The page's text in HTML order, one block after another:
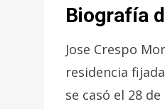
Biografía
Jose Crespo
residencia
se casó el 28